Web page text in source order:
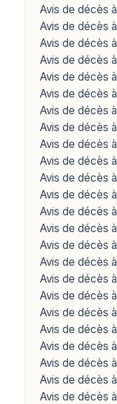
Avis de décès
Avis de décès
Avis de décès
Avis de décès
Avis de décès
Avis de décès
Avis de décès
Avis de décès
Avis de décès
Avis de décès
Avis de décès
Avis de décès
Avis de décès
Avis de décès
Avis de décès
Avis de décès
Avis de décès
Avis de décès
Avis de décès
Avis de décès
Avis de décès
Avis de décès
Avis de décès
Avis de décès